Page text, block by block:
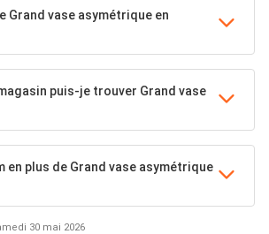
Grand vase asymétrique en
puis-je trouver Grand vase
en plus de Grand vase asymétrique
30 mai 2026